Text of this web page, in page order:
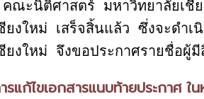
ยงใหม่ เสร็จสิ้นแล้ว ซึ่งจะดำ
แก้ไขเอกสารแนบท้ายประกาศ ใ